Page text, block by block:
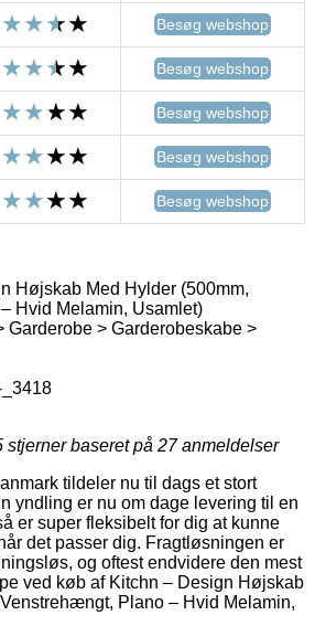
Besøg webshop
Besøg webshop
Besøg webshop
Besøg webshop
Besøg webshop
Højskab Med Hylder (500mm,
Hvid Melamin, Usamlet)
Garderobe > Garderobeskabe >
stjerner baseret på 27anmeldelser
tildeler nu til dags et stort
yndling er nu om dage levering til en
er super fleksibelt for dig at kunne
det passer dig. Fragtløsningen er
og oftest endvidere den mest
ved køb af Kitchn – Design Højskab
Plano – Hvid Melamin,